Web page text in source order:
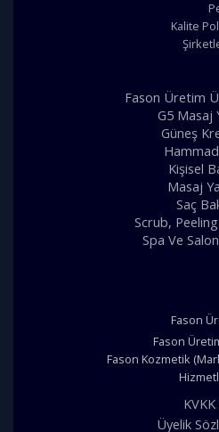
Kalite
Fason Üretim
G5 Masaj
Güneş
Kişisel
Masaj
Saç
Scrub,
Spa Ve
Fason
Fason
Fason Kozmetik
KVKK
Üyelik